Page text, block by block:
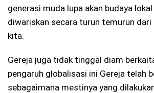
generasi muda lupa akan budaya
diwariskan secara turun temurun dari
kita.
Gereja juga tidak tinggal diam
pengaruh globalisasi ini Gereja telah
sebagaimana mestinya yang